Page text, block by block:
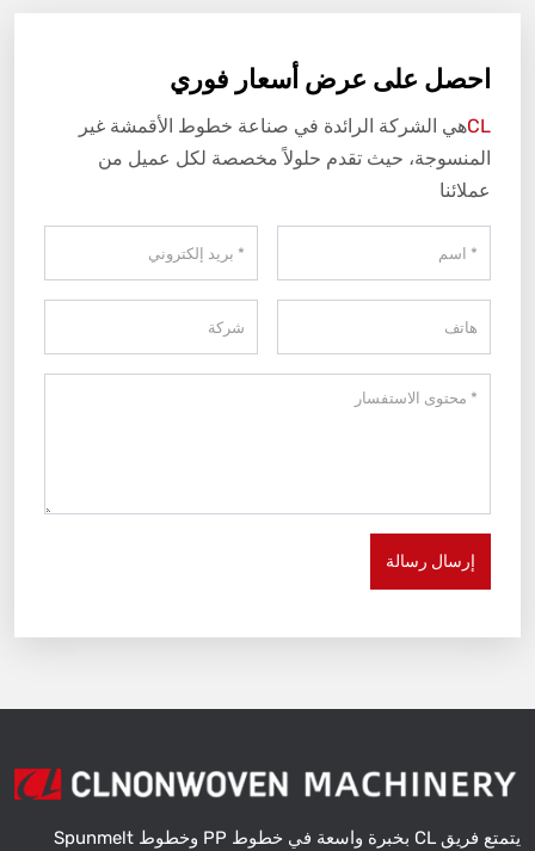
احصل على عرض أسعار فوري
CLهي الشركة الرائدة في صناعة خطوط الأقمشة غير
المنسوجة، حيث تقدم حلولاً مخصصة لكل عميل من
عملائنا
إرسال رسالة
يتمتع فريق CL بخبرة واسعة في خطوط PP وخطوط Spunmelt